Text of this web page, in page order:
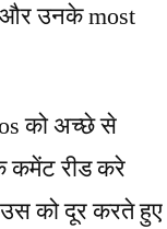
और उनके most
को अच्छे से
कमेंट रीड करे
उस को दूर करते हुए